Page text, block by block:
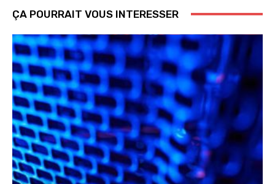
ÇA POURRAIT VOUS INTERESSER